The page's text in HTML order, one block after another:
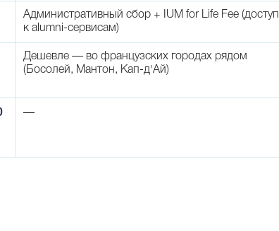
Административный сбор + IUM for Life Fee (доступ
к alumni-сервисам)
Дешевле — во французских городах рядом
(Босолей, Мантон, Кап-д'Ай)
—